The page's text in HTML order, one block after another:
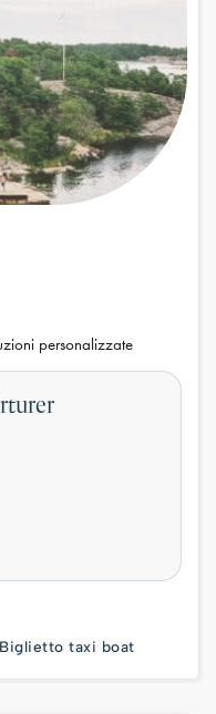
personalizzate
Biglietto taxi boat